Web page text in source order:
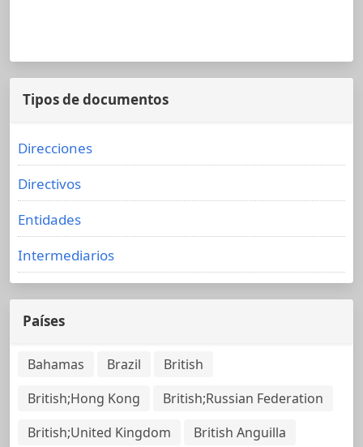
Tipos de documentos
Direcciones
Directivos
Entidades
Intermediarios
Países
Bahamas Brazil
British
British;Hong Kong
British;Russian Federation
British;United Kingdom
British Anguilla